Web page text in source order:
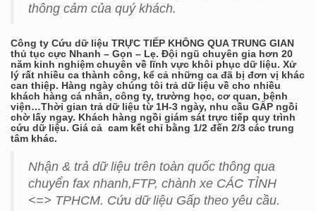
thông cảm của quý khách.
Công ty Cứu dữ liệu TRỰC TIẾP KHÔNG QUA TRUNG GIAN
thủ tục cực Nhanh – Gọn – Lẹ. Đội ngũ chuyên gia hơn 20
năm kinh nghiệm chuyên về lĩnh vực khôi phục dữ liệu. Xử
lý rất nhiều ca thành công, kể cả những ca đã bị đơn vị khác
can thiệp. Hàng ngày chúng tôi trả dữ liệu về cho nhiều
khách hàng cá nhân, công ty, trường học, cơ quan, bệnh
viện…Thời gian trả dữ liệu từ 1H-3 ngày, nhu cầu GẤP ngồi
chờ lấy ngay. Khách hàng ngồi giám sát trực tiếp quy trình
cứu dữ liệu. Giá cả cam kết chỉ bằng 1/2 đến 2/3 các trung
tâm khác.
Nhận & trả dữ liệu trên toàn quốc thông qua
chuyển fax nhanh,FTP, chành xe CÁC TỈNH
<=> TPHCM. Cứu dữ liệu Gấp theo yêu cầu.